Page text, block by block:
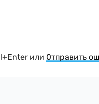
или Отправить